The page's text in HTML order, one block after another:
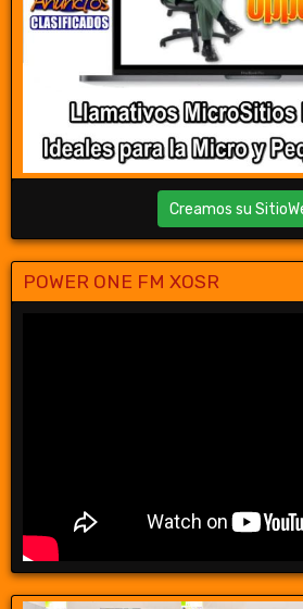
Creamos su
POWER ONE FM XOSR